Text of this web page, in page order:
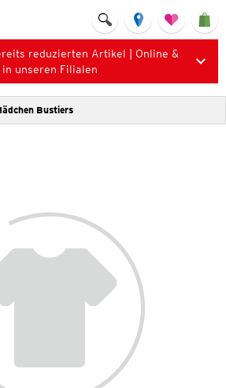
reduzierten Artikel | Online &
in unseren Filialen
Bustiers